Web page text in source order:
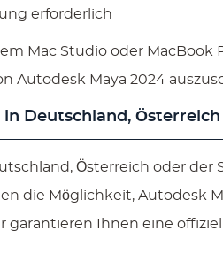
erforderlich
Mac Studio oder MacBook
Autodesk Maya 2024
Deutschland,
Österreich oder der
die Möglichkeit, Autodesk
garantieren Ihnen eine